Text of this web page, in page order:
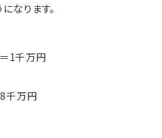
なります。
1千万円
千万円